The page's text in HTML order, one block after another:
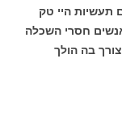
תעשיות היי טק
חסרי השכלה
בה הולך